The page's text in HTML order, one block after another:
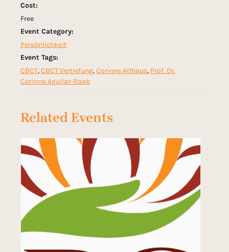
Cost:
Free
Event Category:
Persönlichkeit
Event Tags:
CBCT,CBCT Vertiefung,Corinne Althaus, Prof. Dr.
Corinna Aguilar-Raab
Related Events